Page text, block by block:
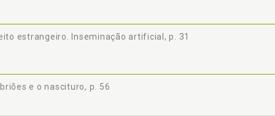
estrangeiro. Inseminação artificial, p. 31
e o nascituro, p. 56